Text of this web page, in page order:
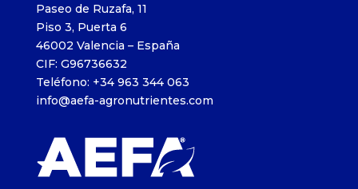
Paseo de Ruzafa, 11
Piso 3, Puerta 6
46002 Valencia – España
CIF: G96736632
Teléfono: +34 963 344 063
info@aefa-agronutrientes.com